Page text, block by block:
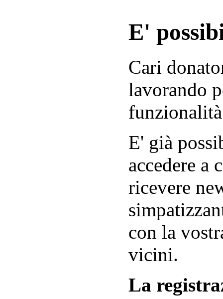
E'
Cari
lavorando
E' già
accedere a
ricevere
con la
vicini.
La